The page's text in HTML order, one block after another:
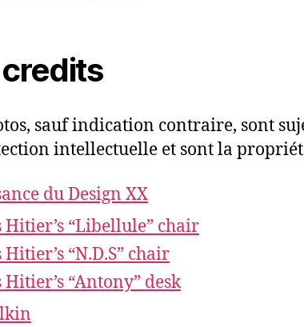
sauf indication contraire, sont
intellectuelle et sont la
du Design XX
Hitier’s “Libellule” chair
Hitier’s “N.D.S” chair
Hitier’s “Antony” desk